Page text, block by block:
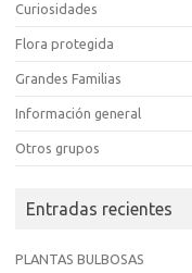
Curiosidades
Flora protegida
Grandes Familias
Información general
Otros grupos
Entradas recientes
PLANTAS BULBOSAS